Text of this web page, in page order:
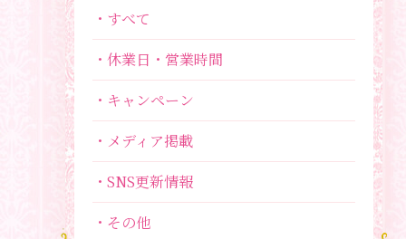
すべて
休業日・営業時間
キャンペーン
メディア掲載
SNS更新情報
その他